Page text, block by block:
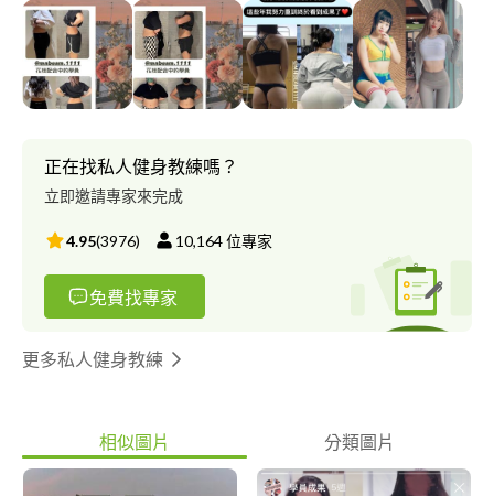
線條、變健康 有好的效果 為您量身定制改變身材計畫 提供運動、
飲食、營養、專人照顧 品質值得信賴～
正在找私人健身教練嗎？
立即邀請專家來完成
4.95(3976) 10,164位專家
免費找專家
更多私人健身教練
相似圖片 分類圖片